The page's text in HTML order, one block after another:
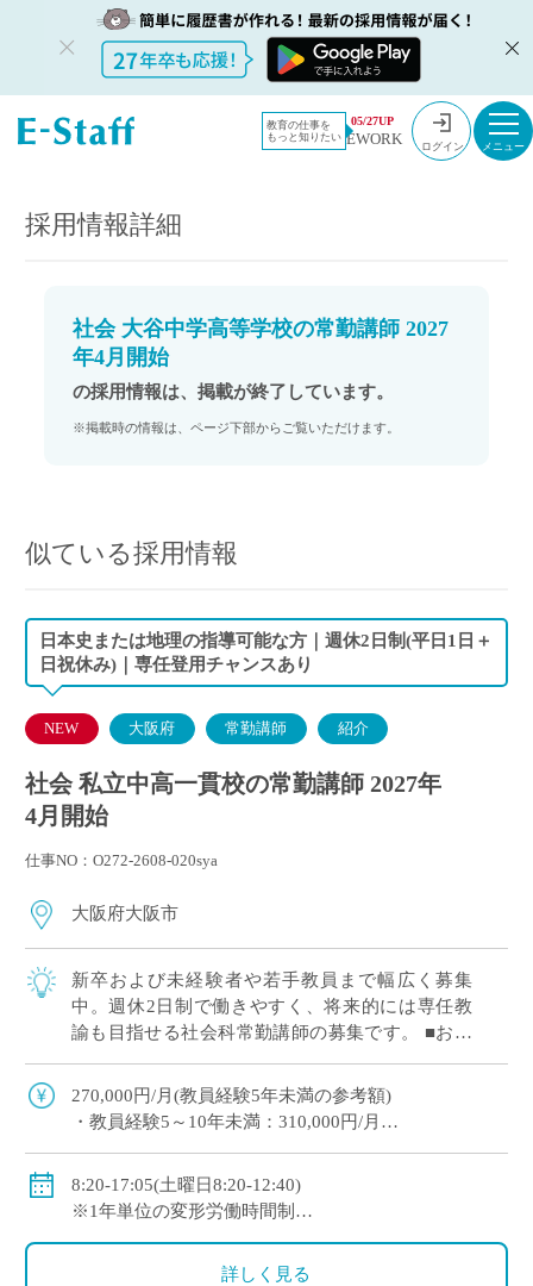
教育の仕事を
もっと知りたい
05/27UP
EWORK ログイン
教員採用情
報のイー・
採用情報
社会 大谷中学高等学校の常勤講師 2027年4月開始
採用情報詳細
社会 大谷中学高等学校の常勤講師 2027
年4月開始
の採用情報は、掲載が終了しています。
※掲載時の情報は、ページ下部からご覧いただけます。
似ている採用情報
日本史または地理の指導可能な方｜週休2日制(平日1日＋
日祝休み)｜専任登用チャンスあり
NEW 大阪府 常勤講師 紹介
社会 私立中高一貫校の常勤講師 2027年
4月開始
仕事NO：O272-2608-020sya
大阪府大阪市
新卒および未経験者や若手教員まで幅広く募集
中。週休2日制で働きやすく、将来的には専任教
諭も目指せる社会科常勤講師の募集です。 ■おす
迎。教育への意欲を重視した採用です。 平日1
[…]
270,000円/月(教員経験5年未満の参考額)
・教員経験5～10年未満：310,000円/月
◇手当：各種有
◇賞与：有
8:20-17:05(土曜日8:20-12:40)
※1年単位の変形労働時間制
詳しく見る